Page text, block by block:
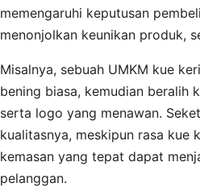
memengaruhi keputusan
menonjolkan keunikan produk,
Misalnya, sebuah UMKM kue
bening biasa, kemudian beralih
serta logo yang menawan.
kualitasnya, meskipun rasa kue
kemasan yang tepat dapat
pelanggan.